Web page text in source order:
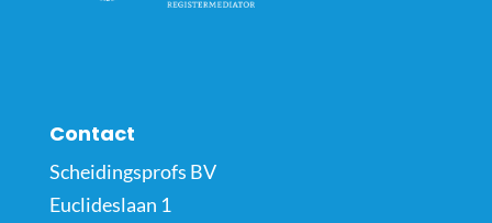
Contact
Scheidingsprofs BV
Euclideslaan 1